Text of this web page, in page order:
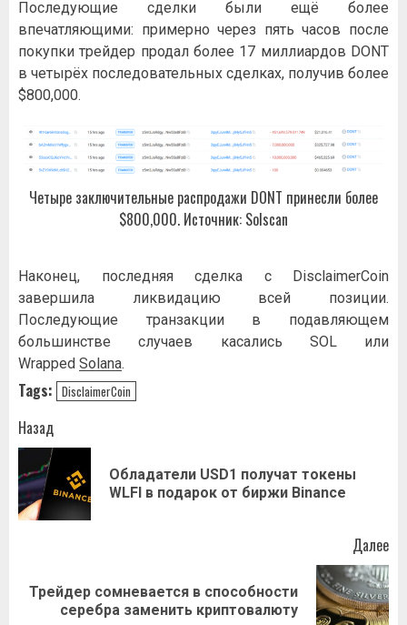
Последующие сделки были ещё более
впечатляющими: примерно через пять часов после
покупки трейдер продал более 17 миллиардов DONT
в четырёх последовательных сделках, получив более
$800,000.
Четыре заключительные распродажи DONT принесли более
$800,000. Источник: Solscan
Наконец, последняя сделка с DisclaimerCoin
завершила ликвидацию всей позиции.
Последующие транзакции в подавляющем
большинстве случаев касались SOL или
Wrapped Solana.
Tags: DisclaimerCoin
Навигация
записи
Назад
Обладатели USD1 получат токены
WLFI в подарок от биржи Binance
Далее
Следующая
запись:
Трейдер сомневается в способности
серебра заменить криптовалюту